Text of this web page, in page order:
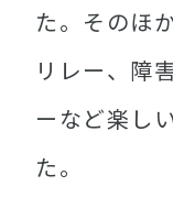
た。そのほ
リレー、障
ーなど楽し
た。